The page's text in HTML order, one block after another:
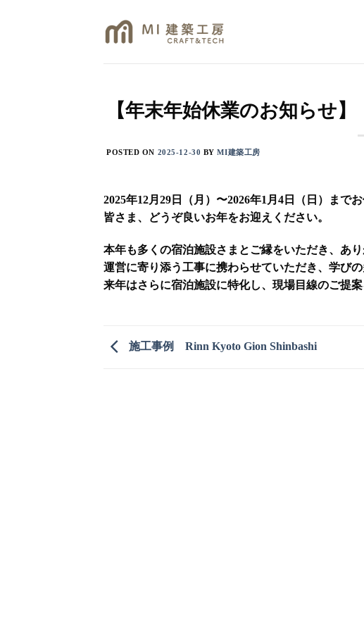
【年末年始休業のお知らせ】
POSTED ON 2025-12-30 BYMI建築工房
2025年12月29日（月）〜2026年1月4日（日）まで
皆さま、どうぞ良いお年をお迎えください。
本年も多くの宿泊施設さまとご縁をいただき、あり
運営に寄り添う工事に携わらせていただき、学びの
来年はさらに宿泊施設に特化し、現場目線のご提案
施工事例 Rinn Kyoto Gion Shinbashi